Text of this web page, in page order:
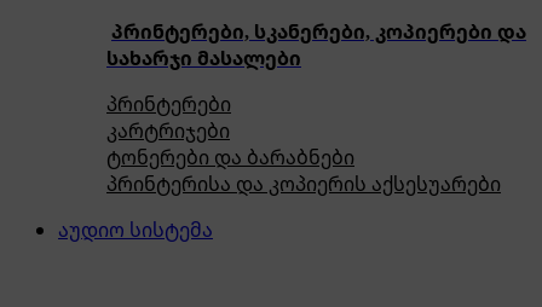
პრინტერები, სკანერები, კოპიერები და
სახარჯი მასალები
პრინტერები
კარტრიჯები
ტონერები და ბარაბნები
პრინტერისა და კოპიერის აქსესუარები
აუდიო სისტემა